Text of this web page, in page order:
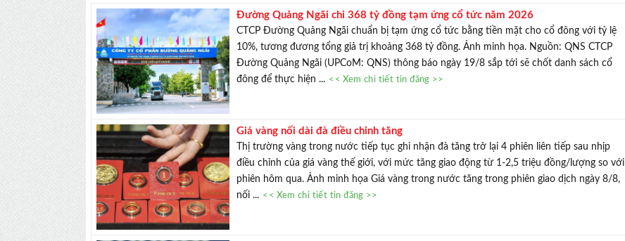
Đường Quảng Ngãi chi 368 tỷ đồng tạm ứng cổ tức năm 2026
CTCP Đường Quảng Ngãi chuẩn bị tạm ứng cổ tức bằng tiền mặt cho cổ đông với tỷ lệ
10%, tương đương tổng giả trị khoảng 368 tỷ đồng. Ảnh minh họa. Nguồn: QNS CTCP
Đường Quảng Ngãi (UPCoM: QNS) thông báo ngày 19/8 sắp tới sẽ chốt danh sách cổ
đông để thực hiện ... << Xem chi tiết tin đăng >>
Giá vàng nối dài đà điều chỉnh tăng
Thị trường vàng trong nước tiếp tục ghi nhận đà tăng trở lại 4 phiên liên tiếp sau nhịp
điều chỉnh của giá vàng thế giới, với mức tăng giao động từ 1-2,5 triệu đồng/lượng so với
phiên hôm qua. Ảnh minh họa Giá vàng trong nước tăng trong phiên giao dịch ngày 8/8,
nối ... << Xem chi tiết tin đăng >>